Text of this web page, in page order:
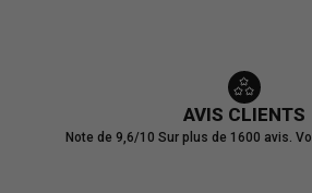
AVIS CLIENTS
Note de 9,6/10 Sur plus de 1600 avis.